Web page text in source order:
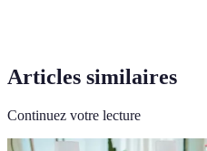
Articles similaires
Continuez votre lecture